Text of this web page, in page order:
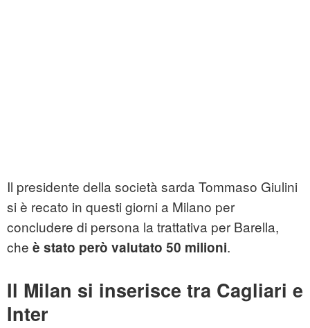
Il presidente della società sarda Tommaso Giulini
si è recato in questi giorni a Milano per
concludere di persona la trattativa per Barella,
che è stato però valutato 50 milioni.
Il Milan si inserisce tra Cagliari e
Inter